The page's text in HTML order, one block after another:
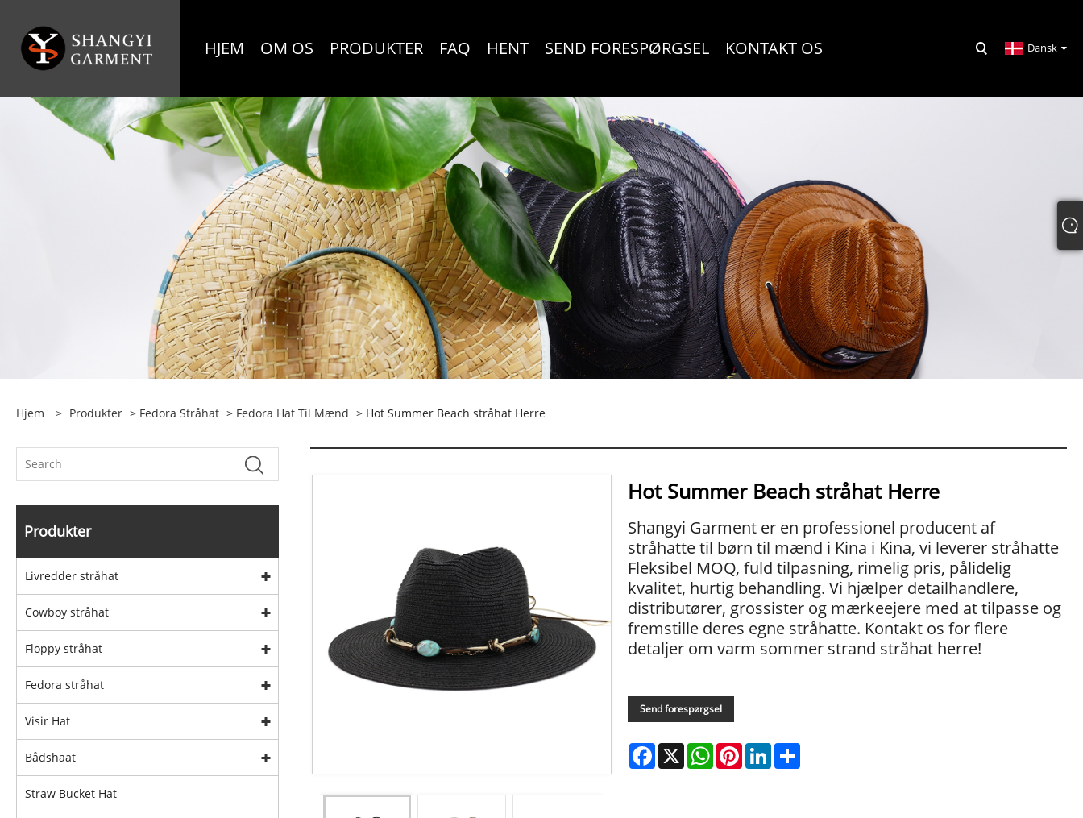
HJEM OM OS PRODUKTER FAQ HENT SEND FORESPØRGSEL KONTAKT OS Dansk
Hjem > Produkter > Fedora Stråhat > Fedora Hat Til Mænd > Hot Summer Beach stråhat Herre
Produkter
Livredder stråhat
Cowboy stråhat
Floppy stråhat
Fedora stråhat
Visir Hat
Bådshaat
Straw Bucket Hat
Hot Summer Beach stråhat Herre
Shangyi Garment er en professionel producent af
stråhatte til børn til mænd i Kina i Kina, vi leverer stråhatte
Fleksibel MOQ, fuld tilpasning, rimelig pris, pålidelig
kvalitet, hurtig behandling. Vi hjælper detailhandlere,
distributører, grossister og mærkeejere med at tilpasse og
fremstille deres egne stråhatte. Kontakt os for flere
detaljer om varm sommer strand stråhat herre!
Send forespørgsel
Facebook
X WhatsApp
PinterestLinkedIn